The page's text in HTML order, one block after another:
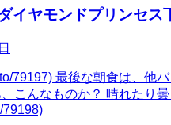
イヤモンドプリンセス
79197) 最後な朝食は、他
こんなものか？ 晴れたり
79198)